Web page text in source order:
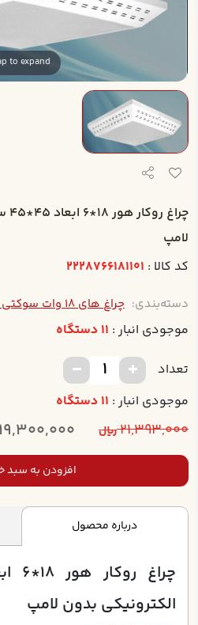
to expand
لامپ
کد کالا : 2228766181101
دسته‌بندی: چراغ های 18 وات سوکتی 4 پین قدیمی
موجودی انبار : 11 دستگاه
تعداد
موجودی انبار : 11 دستگاه
21,393,000ریال 19,300,000
افزودن به سبد
درباره محصول
الکترونيکي بدون لامپ